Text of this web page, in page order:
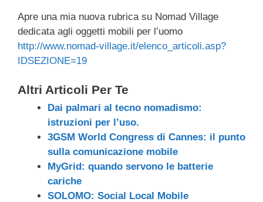
c
e
b
o
o
tt
er
e
a
d
s
k
e
n
e
gr
at
s
p
ail n
di
Apre una mia nuova rubrica su Nomad Village
dedicata agli oggetti mobili per l’uomo
http://www.nomad-village.it/elenco_articoli.asp?
IDSEZIONE=19
Altri Articoli Per Te
Dai palmari al tecno nomadismo:
istruzioni per l’uso.
3GSM World Congress di Cannes: il punto
sulla comunicazione mobile
MyGrid: quando servono le batterie
cariche
SOLOMO: Social Local Mobile